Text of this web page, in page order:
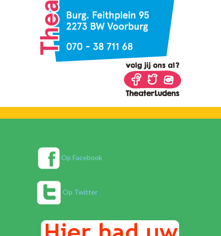
Op Facebook
Op Twitter